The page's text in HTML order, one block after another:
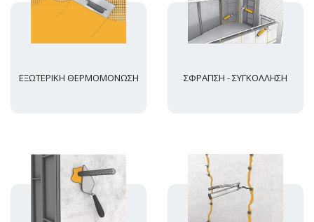
ΕΞΩΤΕΡΙΚΗ ΘΕΡΜΟΜΟΝΩΣΗ ΣΦΡΑΓΙΣΗ - ΣΥΓΚΟΛΛΗΣΗ